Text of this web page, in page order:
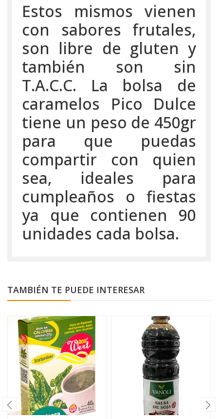
Estos mismos vienen
con sabores frutales,
son libre de gluten y
también son sin
T.A.C.C. La bolsa de
caramelos Pico Dulce
tiene un peso de 450gr
para que puedas
compartir con quien
sea, ideales para
cumpleaños o fiestas
ya que contienen 90
unidades cada bolsa.
TAMBIÉN TE PUEDE INTERESAR